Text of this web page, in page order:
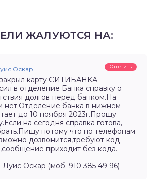
ЖАЛУЮТСЯ НА:
Оскар Ответить
карту СИТИБАНКА
в отделение Банка справку о
долгов перед банком.На
нет.Отделение банка в нижнем
до 10 ноября 2023г.Прошу
на сегодня справка готова,
потому что по телефонам
дозвонится,требуют код
приходит без кода.
Луис Оскар (моб. 910 385 49 96)